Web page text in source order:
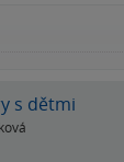
s dětmi